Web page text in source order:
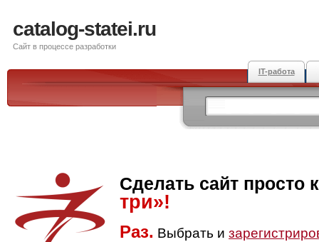
catalog-statei.ru
Сайт в процессе разработки
IT-работа
Сделать сайт просто
три»!
Раз. Выбрать и